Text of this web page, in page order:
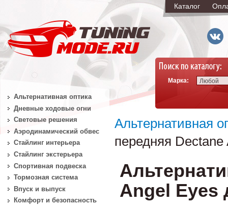
Каталог
Марка: Любой
Альтернативная
передняя
Angel Eyes
Альтернативная оптика
Дневные ходовые огни
Световые решения
Аэродинамический обвес
Стайлинг интерьера
Стайлинг экстерьера
Спортивная подвеска
Тормозная система
Впуск и выпуск
Комфорт и безопасность